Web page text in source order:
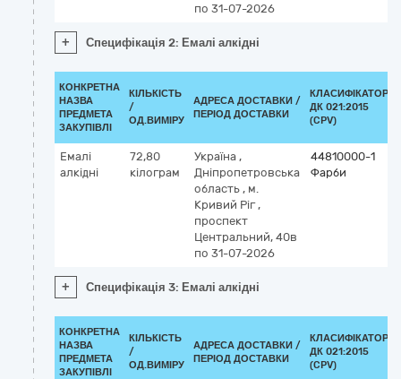
по 31-07-2026
+ Специфікація 2: Емалі алкідні
КОНКРЕТНА
НАЗВА
ПРЕДМЕТА
ЗАКУПІВЛІ
КІЛЬКІСТЬ
/
ОД.ВИМІРУ
АДРЕСА ДОСТАВКИ /
ПЕРІОД ДОСТАВКИ
КЛАСИФІКАТОР
ДК 021:2015
(CPV)
Емалі
алкідні
72,80
кілограм
Україна ,
Дніпропетровська
область , м.
Кривий Ріг,
проспект
Центральний, 40в
по 31-07-2026
44810000-1
Фарби
+ Специфікація 3: Емалі алкідні
КОНКРЕТНА
НАЗВА
ПРЕДМЕТА
ЗАКУПІВЛІ
КІЛЬКІСТЬ
/
ОД.ВИМІРУ
АДРЕСА ДОСТАВКИ /
ПЕРІОД ДОСТАВКИ
КЛАСИФІКАТОР
ДК 021:2015
(CPV)